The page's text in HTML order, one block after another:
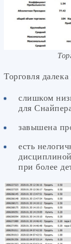
Торговля
слишком
для
завышена
есть
при более